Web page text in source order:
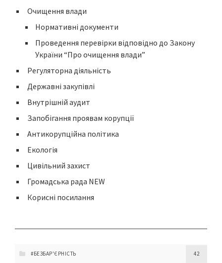
Очищення влади
Нормативні документи
Проведення перевірки відповідно до Закону
України “Про очищення влади”
Регуляторна діяльність
Державні закупівлі
Внутрішній аудит
Запобігання проявам корупції
Антикорупційна політика
Екологія
Цивільний захист
Громадська рада NEW
Корисні посилання
#БЕЗБАР'ЄРНІСТЬ 42